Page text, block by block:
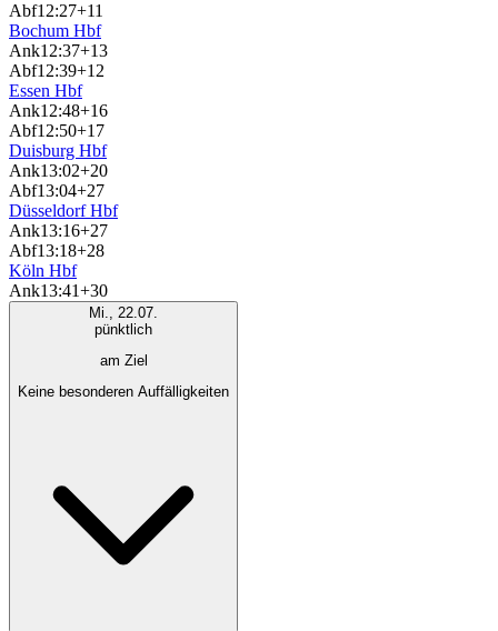
Abf12:27+11
Bochum Hbf
Ank12:37+13
Abf12:39+12
Essen Hbf
Ank12:48+16
Abf12:50+17
Duisburg Hbf
Ank13:02+20
Abf13:04+27
Düsseldorf Hbf
Ank13:16+27
Abf13:18+28
Köln Hbf
Ank13:41+30
Mi., 22.07.
pünktlich
am Ziel
Keine besonderen Auffälligkeiten